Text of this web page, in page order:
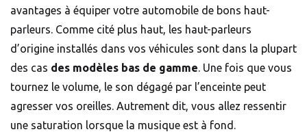
avantages à équiper votre automobile de bons haut-
parleurs. Comme cité plus haut, les haut-parleurs
d’origine installés dans vos véhicules sont dans la plupart
des cas des modèles bas de gamme. Une fois que vous
tournez le volume, le son dégagé par l’enceinte peut
agresser vos oreilles. Autrement dit, vous allez ressentir
une saturation lorsque la musique est à fond.